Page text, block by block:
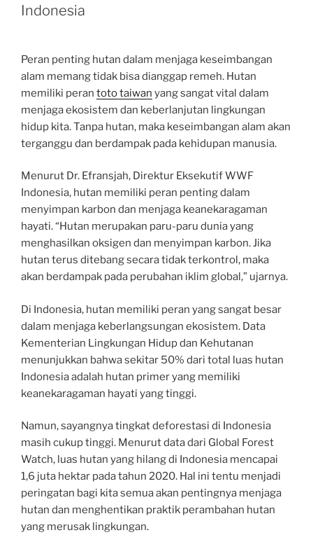
Indonesia
Peran penting hutan dalam menjaga keseimbangan
alam memang tidak bisa dianggap remeh. Hutan
memiliki peran toto taiwan yang sangat vital dalam
menjaga ekosistem dan keberlanjutan lingkungan
hidup kita. Tanpa hutan, maka keseimbangan alam akan
terganggu dan berdampak pada kehidupan manusia.
Menurut Dr. Efransjah, Direktur Eksekutif WWF
Indonesia, hutan memiliki peran penting dalam
menyimpan karbon dan menjaga keanekaragaman
hayati. “Hutan merupakan paru-paru dunia yang
menghasilkan oksigen dan menyimpan karbon. Jika
hutan terus ditebang secara tidak terkontrol, maka
akan berdampak pada perubahan iklim global,” ujarnya.
Di Indonesia, hutan memiliki peran yang sangat besar
dalam menjaga keberlangsungan ekosistem. Data
Kementerian Lingkungan Hidup dan Kehutanan
menunjukkan bahwa sekitar 50% dari total luas hutan
Indonesia adalah hutan primer yang memiliki
keanekaragaman hayati yang tinggi.
Namun, sayangnya tingkat deforestasi di Indonesia
masih cukup tinggi. Menurut data dari Global Forest
Watch, luas hutan yang hilang di Indonesia mencapai
1,6 juta hektar pada tahun 2020. Hal ini tentu menjadi
peringatan bagi kita semua akan pentingnya menjaga
hutan dan menghentikan praktik perambahan hutan
yang merusak lingkungan.